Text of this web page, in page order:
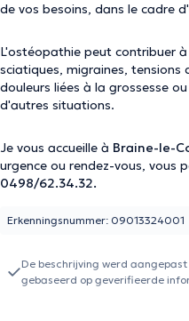
de vos besoins, dans le cadre
L'ostéopathie peut contribuer
sciatiques, migraines, tensions
douleurs liées à la grossesse
d'autres situations.
Je vous accueille à Braine-le-
urgence ou rendez-vous, vous
0498/62.34.32.
Erkenningsnummer: 09013324001
De beschrijving werd
gebaseerd op geverifieerde